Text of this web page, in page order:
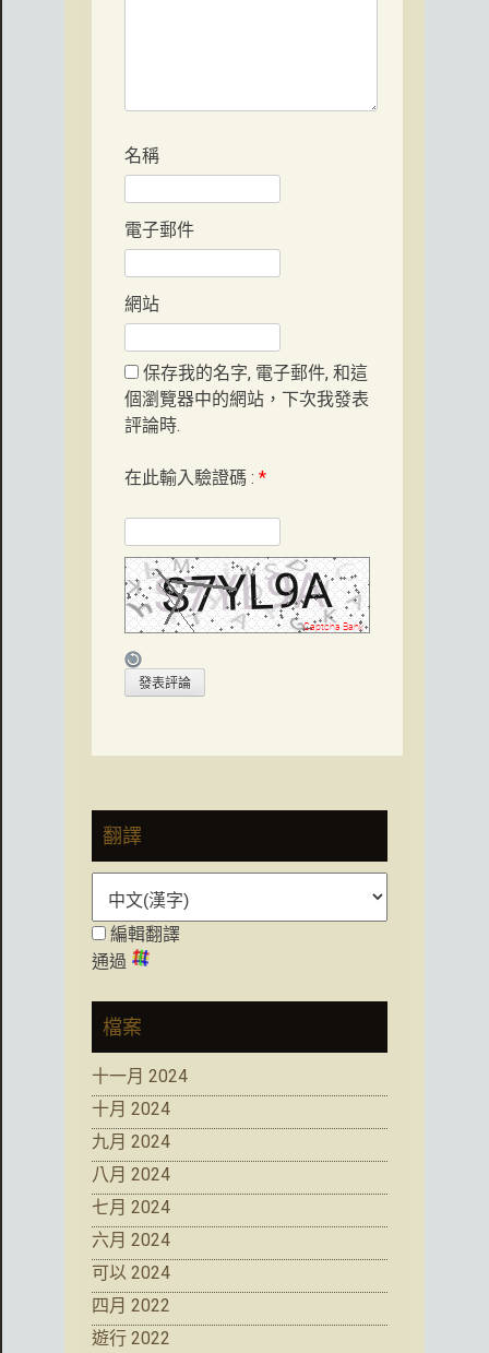
名稱
電子郵件
網站
保存我的名字, 電子郵件, 和這
個瀏覽器中的網站，下次我發表
評論時.
在此輸入驗證碼 : *
翻譯
編輯翻譯
通過
檔案
十一月 2024
十月 2024
九月 2024
八月 2024
七月 2024
六月 2024
可以 2024
四月 2022
遊行 2022